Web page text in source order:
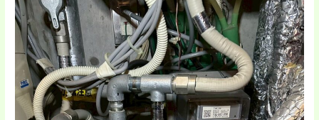
方
市
Ｋ
様
邸
元
付
け